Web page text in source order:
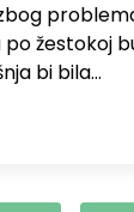
žestokoj
bi bila…